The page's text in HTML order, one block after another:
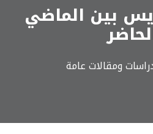
بين الماضي
ومقالات عامة